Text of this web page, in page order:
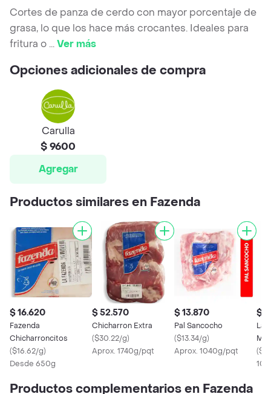
Cortes de panza de cerdo con mayor porcentaje de
grasa, lo que los hace más crocantes. Ideales para
fritura o ...Ver más
Opciones adicionales de compra
Carulla
$ 9600
Agregar
Productos similares en Fazenda
$ 16.620
Fazenda
Chicharroncitos
($16.62/g)
Desde 650g
$ 52.570
Chicharron Extra
($30.22/g)
Aprox. 1740g/pqt
$ 13.870
Pal Sancocho
($13.34/g)
Aprox. 1040g/pqt
$
La
(
Productos complementarios en Fazenda